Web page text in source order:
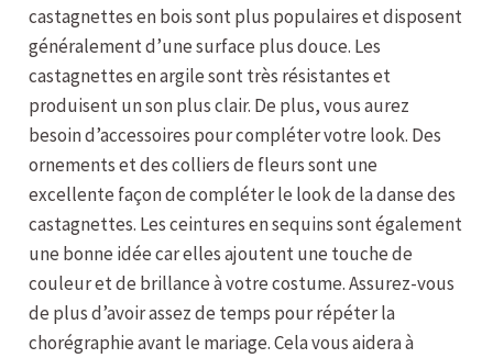
castagnettes en bois sont plus populaires et disposent
généralement d’une surface plus douce. Les
castagnettes en argile sont très résistantes et
produisent un son plus clair. De plus, vous aurez
besoin d’accessoires pour compléter votre look. Des
ornements et des colliers de fleurs sont une
excellente façon de compléter le look de la danse des
castagnettes. Les ceintures en sequins sont également
une bonne idée car elles ajoutent une touche de
couleur et de brillance à votre costume. Assurez-vous
de plus d’avoir assez de temps pour répéter la
chorégraphie avant le mariage. Cela vous aidera à